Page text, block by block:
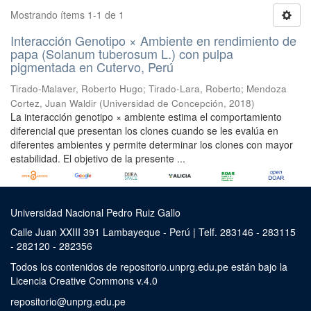
Mostrando ítems 1-1 de 1
Interacción Genotipo × Ambiente en rendimiento de
papa (Solanum tuberosum L.) con pulpa
pigmentada en Cutervo, Perú
Tirado-Malaver, Roberto Hugo; Tirado-Lara, Roberto; Mendoza
Cortez, Juan Waldir (Universidad de Concepción, 2018)
La interacción genotipo × ambiente estima el comportamiento
diferencial que presentan los clones cuando se les evalúa en
diferentes ambientes y permite determinar los clones con mayor
estabilidad. El objetivo de la presente ...
Universidad Nacional Pedro Ruiz Gallo
Calle Juan XXIII 391 Lambayeque - Perú | Telf. 283146 - 283115
- 282120 - 282356
Todos los contenidos de repositorio.unprg.edu.pe están bajo la
Licencia Creative Commons v.4.0
repositorio@unprg.edu.pe